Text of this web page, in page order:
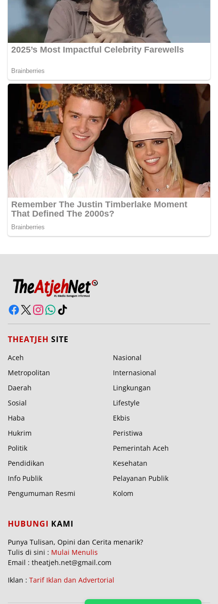
THEATJEH SITE
Aceh
Nasional
Metropolitan
Internasional
Daerah
Lingkungan
Sosial
Lifestyle
Haba
Ekbis
Hukrim
Peristiwa
Politik
Pemerintah Aceh
Pendidikan
Kesehatan
Info Publik
Pelayanan Publik
Pengumuman Resmi
Kolom
HUBUNGI KAMI
Punya Tulisan, Opini dan Cerita menarik?
Tulis di sini : Mulai Menulis
Email : theatjeh.net@gmail.com
Iklan : Tarif Iklan dan Advertorial